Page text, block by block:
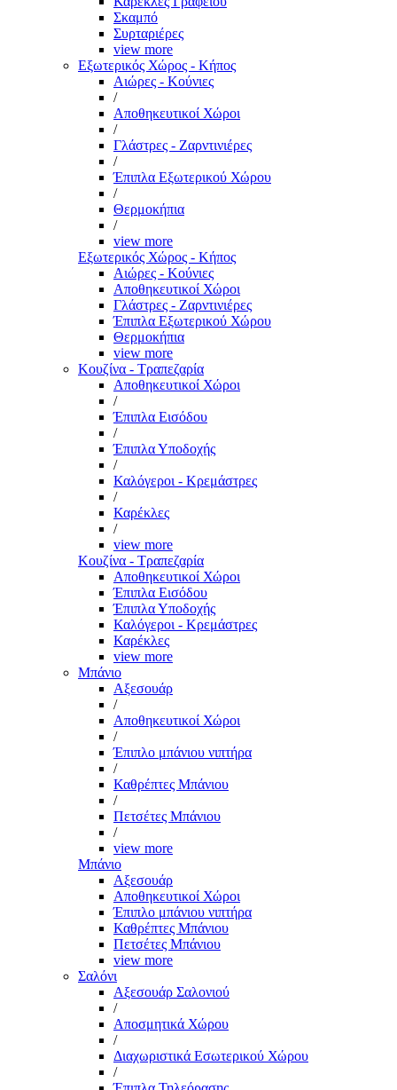
Σκαμπό
Συρταριέρες
view more
Εξωτερικός Χώρος - Κήπος
Αιώρες - Κούνιες
/
Αποθηκευτικοί Χώροι
/
Γλάστρες - Ζαρντινιέρες
/
Έπιπλα Εξωτερικού Χώρου
/
Θερμοκήπια
/
view more
Εξωτερικός Χώρος - Κήπος
Αιώρες - Κούνιες
Αποθηκευτικοί Χώροι
Γλάστρες - Ζαρντινιέρες
Έπιπλα Εξωτερικού Χώρου
Θερμοκήπια
view more
Κουζίνα - Τραπεζαρία
Αποθηκευτικοί Χώροι
/
Έπιπλα Εισόδου
/
Έπιπλα Υποδοχής
/
Καλόγεροι - Κρεμάστρες
/
Καρέκλες
/
view more
Κουζίνα - Τραπεζαρία
Αποθηκευτικοί Χώροι
Έπιπλα Εισόδου
Έπιπλα Υποδοχής
Καλόγεροι - Κρεμάστρες
Καρέκλες
view more
Μπάνιο
Αξεσουάρ
/
Αποθηκευτικοί Χώροι
/
Έπιπλο μπάνιου νιπτήρα
/
Καθρέπτες Μπάνιου
/
Πετσέτες Μπάνιου
/
view more
Μπάνιο
Αξεσουάρ
Αποθηκευτικοί Χώροι
Έπιπλο μπάνιου νιπτήρα
Καθρέπτες Μπάνιου
Πετσέτες Μπάνιου
view more
Σαλόνι
Αξεσουάρ Σαλονιού
/
Αποσμητικά Χώρου
/
Διαχωριστικά Εσωτερικού Χώρου
/